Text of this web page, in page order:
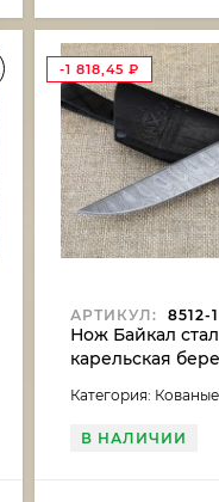
-1 818,45 ₽
АРТИКУЛ: 8512-1
Нож Байкал
карельская
Категория:
В НАЛИЧИИ